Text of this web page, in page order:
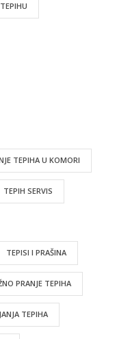
TEPIHA U KOMORI
TEPIH SERVIS
TEPISI I PRAŠINA
PRANJE TEPIHA
TEPIHA